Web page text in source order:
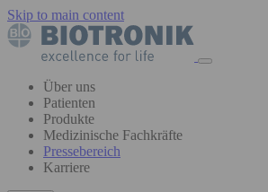
Skip to main content
Über uns
Patienten
Produkte
Medizinische Fachkräfte
Pressebereich
Karriere